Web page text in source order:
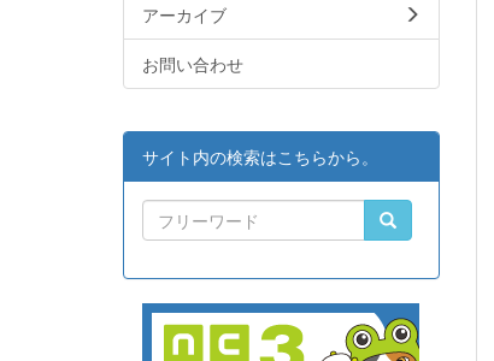
アーカイブ
お問い合わせ
サイト内の検索はこちらから。